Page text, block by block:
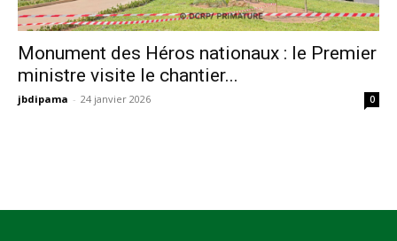
Monument des Héros nationaux : le Premier
ministre visite le chantier...
jbdipama - 24 janvier 2026 0